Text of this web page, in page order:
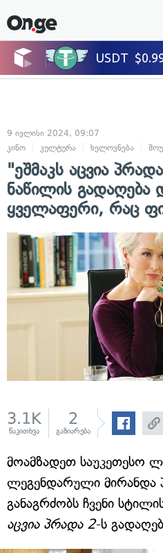
9 ივლისი 2024, 09:07
კინო
კულტურა ხელოვნება
"ეშმაკს აცვია
ნაწილის
ყველაფერი, რაც
3.1K
წაკითხვა
2
გაზიარება
მოამზადეთ საუკეთესო
ლეგენდარული მირანდა
განაგრძობს ჩვენი
აცვია პრადა 2-ს